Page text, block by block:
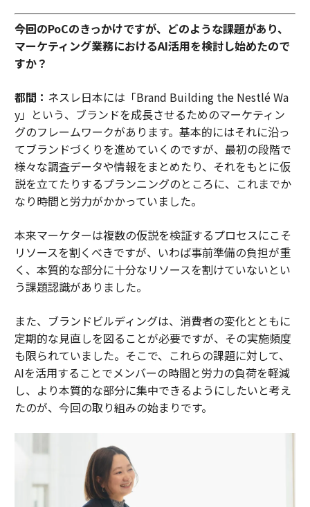
――今回のPoCのきっかけですが、どのような課題があり、
マーケティング業務におけるAI活用を検討し始めたので
すか？
都間： ネスレ日本には「Brand Building the Nestlé Wa
y」という、ブランドを成長させるためのマーケティン
グのフレームワークがあります。基本的にはそれに沿っ
てブランドづくりを進めていくのですが、最初の段階で
様々な調査データや情報をまとめたり、それをもとに仮
説を立てたりするプランニングのところに、これまでか
なり時間と労力がかかっていました。
本来マーケターは複数の仮説を検証するプロセスにこそ
リソースを割くべきですが、いわば事前準備の負担が重
く、本質的な部分に十分なリソースを割けていないとい
う課題認識がありました。
また、ブランドビルディングは、消費者の変化とともに
定期的な見直しを図ることが必要ですが、その実施頻度
も限られていました。そこで、これらの課題に対して、
AIを活用することでメンバーの時間と労力の負荷を軽減
し、より本質的な部分に集中できるようにしたいと考え
たのが、今回の取り組みの始まりです。